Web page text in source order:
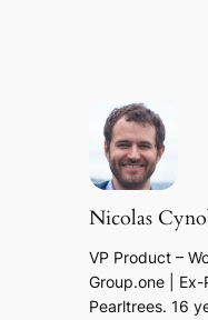
Nicolas
VP Product –
Group.one |
Pearltrees. 16